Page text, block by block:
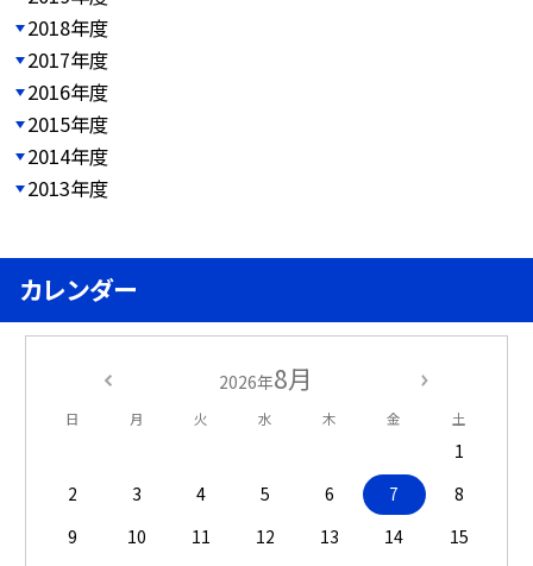
2018年度
2017年度
2016年度
2015年度
2014年度
2013年度
カレンダー
2026年8月
日 月 火 水 木 金 土
1
2
3 4 5 6 7
8
9
10 11 12 13 14
15